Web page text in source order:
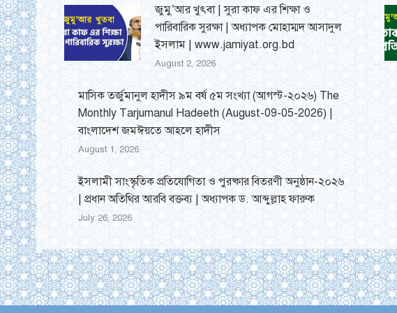
জুমু’আর খুৎবা | সুরা কাফ এর শিক্ষা ও
পারিবারিক সুরক্ষা | অধ্যাপক মোহাম্মদ আসাদুল
ইসলাম | www.jamiyat.org.bd
August 2, 2026
মাসিক তর্জুমানুল হাদীস ৯ম বর্ষ ৫ম সংখ্যা (আগস্ট-২০২৬) The
Monthly Tarjumanul Hadeeth (August-09-05-2026) |
বাংলাদেশ জমঈয়তে আহলে হাদীস
August 1, 2026
ইসলামী সাংস্কৃতিক প্রতিযোগিতা ও পুরষ্কার বিতরণী অনুষ্ঠান-২০২৬
| প্রধান অতিথির আরবি বক্তব্য | অধ্যাপক ড. আব্দুল্লাহ ফারুক
July 26, 2026